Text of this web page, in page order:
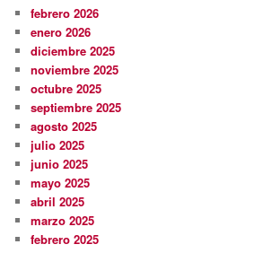
febrero 2026
enero 2026
diciembre 2025
noviembre 2025
octubre 2025
septiembre 2025
agosto 2025
julio 2025
junio 2025
mayo 2025
abril 2025
marzo 2025
febrero 2025